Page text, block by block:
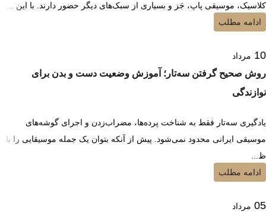
کلاسیک، موسیقی پاپ، جَز و بسیاری از سبک‌های دیگر حضور دارند. با این ...
ادامه مطلب
10 مرداد
روش صحیح گرفتن سه‌تار؛ آموزش وضعیت دست و بدن برای
نوازندگی
یادگیری سه‌تار فقط به شناخت پرده‌ها، مضراب‌زدن و اجرای گوشه‌های
موسیقی ایرانی محدود نمی‌شود. پیش از آنکه بتوان یک جمله موسیقایی را با
ظ...
ادامه مطلب
05 مرداد